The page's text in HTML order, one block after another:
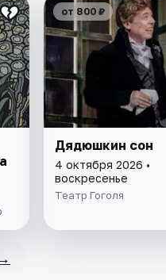
от 800 ₽
Дядюшкин сон
4 октября 2026 •
воскресенье
Театр Гоголя